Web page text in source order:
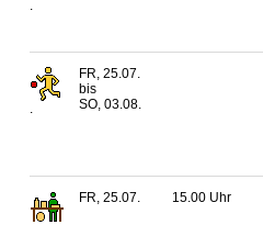
.
.
FR, 25.07.
bis
SO, 03.08.
FR, 25.07. 15.00 Uhr